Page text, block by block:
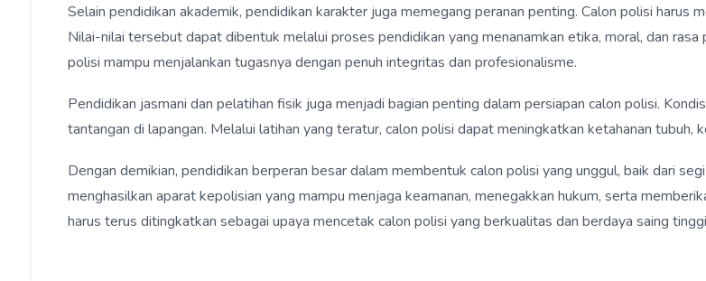
Selain pendidikan akademik, pendidikan karakter juga memegang peranan penting. Calon polisi harus
Nilai-nilai tersebut dapat dibentuk melalui proses pendidikan yang menanamkan etika, moral, dan
polisi mampu menjalankan tugasnya dengan penuh integritas dan profesionalisme.
Pendidikan jasmani dan pelatihan fisik juga menjadi bagian penting dalam persiapan calon polisi.
tantangan di lapangan. Melalui latihan yang teratur, calon polisi dapat meningkatkan ketahanan tubuh,
Dengan demikian, pendidikan berperan besar dalam membentuk calon polisi yang unggul, baik dari
menghasilkan aparat kepolisian yang mampu menjaga keamanan, menegakkan hukum, serta
harus terus ditingkatkan sebagai upaya mencetak calon polisi yang berkualitas dan berdaya saing